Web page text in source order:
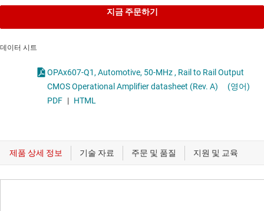
지금 주문하기
데이터 시트
OPAx607-Q1, Automotive, 50-MHz , Rail to Rail Output
CMOS Operational Amplifier datasheet (Rev. A)
(영어)
PDF | HTML